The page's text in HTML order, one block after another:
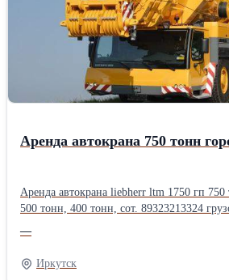
Аренда автокрана 750 тонн
Аренда автокрана liebherr ltm 1750 гп
500 тонн, 400 тонн, сот. 89323213324
монтажа тяжеловесного оборудования в
энергетической, химической,
—
Иркутск